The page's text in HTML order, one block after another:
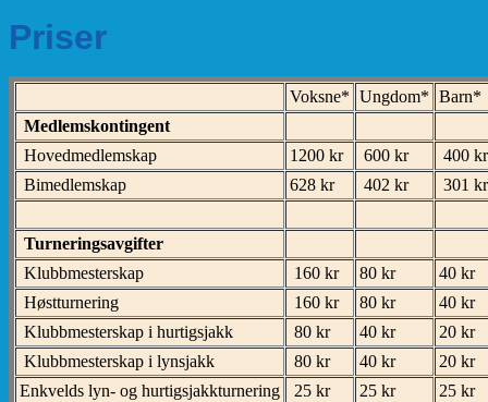
Priser
Voksne* Ungdom* Barn*
Medlemskontingent
Hovedmedlemskap
1200 kr 600 kr
400 kr
Bimedlemskap
628 kr 402 kr 301 kr
Turneringsavgifter
Klubbmesterskap
160 kr 80 kr
40 kr
Høstturnering
160 kr 80 kr
40 kr
Klubbmesterskap i hurtigsjakk
80 kr 40 kr
20 kr
Klubbmesterskap i lynsjakk
80 kr 40 kr
20 kr
Enkvelds lyn- og hurtigsjakkturnering
25 kr 25 kr 25 kr